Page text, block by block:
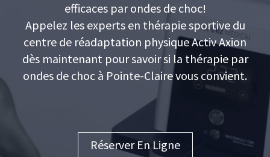
efficaces par ondes de choc!
Appelez les experts en thérapie sportive du
centre de réadaptation physique Activ Axion
dès maintenant pour savoir si la thérapie par
ondes de choc à Pointe-Claire vous convient.
Réserver En Ligne